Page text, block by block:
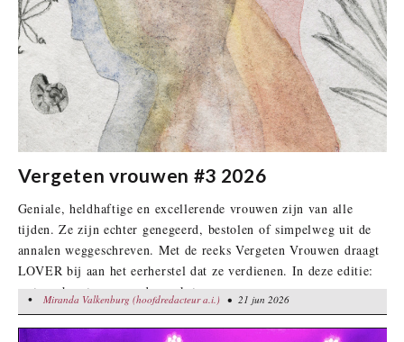
Vergeten vrouwen #3 2026
Geniale, heldhaftige en excellerende vrouwen zijn van alle
tijden. Ze zijn echter genegeerd, bestolen of simpelweg uit de
annalen weggeschreven. Met de reeks Vergeten Vrouwen draagt
LOVER bij aan het eerherstel dat ze verdienen. In deze editie:
wetenschapsters en onderzoeksters.
Miranda Valkenburg (hoofdredacteur a.i.)• 21 jun 2026
•Miranda Valkenburg (hoofdredacteur a.i.) • 21 jun 2026